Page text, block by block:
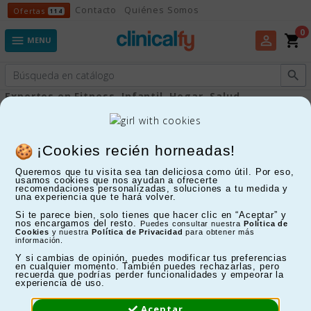
¡Cookies recién horneadas!
Queremos que tu visita sea tan deliciosa como útil. Por eso,
usamos cookies que nos ayudan a ofrecerte
recomendaciones personalizadas, soluciones a tu medida y
una experiencia que te hará volver.
Si te parece bien, solo tienes que hacer clic en “Aceptar” y
nos encargamos del resto.
Puedes consultar nuestra Política de
Cookies y nuestra Política de Privacidad para obtener más
información.
Y si cambias de opinión, puedes modificar tus preferencias
en cualquier momento. También puedes rechazarlas, pero
recuerda que podrías perder funcionalidades y empeorar la
experiencia de uso.
Ofertas 114 Ofertas
Contacto Quiénes Somos
 MENU perm_identity shopping_cart
0
Expertos en Fitness, Infantil, Hogar, Salud...

FILTRAR
Mostrando 1-11 de 11 artículo(s)